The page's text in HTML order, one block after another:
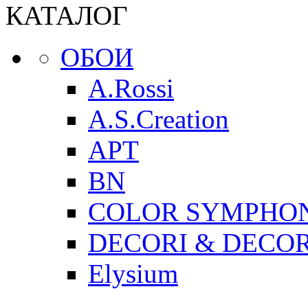
КАТАЛОГ
ОБОИ
A.Rossi
A.S.Creation
AРT
BN
COLOR
DECORI &
Elysium